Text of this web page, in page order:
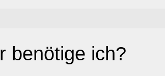
benötige ich?